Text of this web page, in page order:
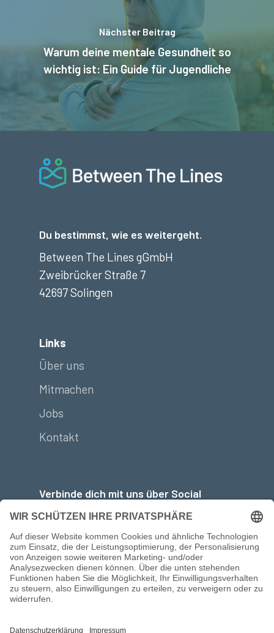
Nächster Beitrag
Warum deine mentale Gesundheit so
wichtig ist: Ein Guide für Jugendliche
Du bestimmst, wie es weitergeht.
Between The Lines gGmbH
Zweibrücker Straße 7
42697 Solingen
Links
Über uns
Mitmachen
Jobs
Kontakt
Verbinde dich mit uns über Social
Media: